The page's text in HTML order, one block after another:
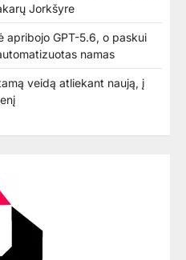
Jorkšyre
apribojo GPT-5.6, o paskui
namas
veidą atliekant naują, į